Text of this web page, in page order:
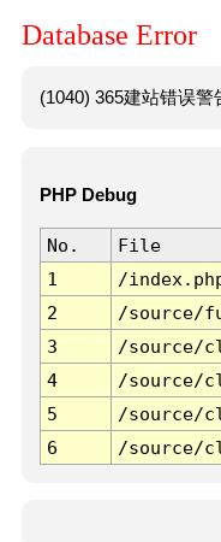
Database Error
(1040) 365建站错误
PHP Debug
No. File
1
/
2
/source/
3
/source/
4
/source/
5
/source/
6
/source/